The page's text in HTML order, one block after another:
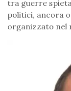
tra guerre
politici, ancora
organizzato nel